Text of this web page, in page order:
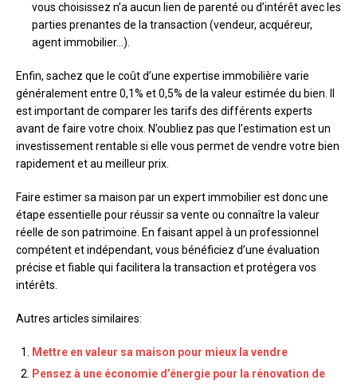
vous choisissez n’a aucun lien de parenté ou d’intérêt avec les
parties prenantes de la transaction (vendeur, acquéreur,
agent immobilier…).
Enfin, sachez que le coût d’une expertise immobilière varie
généralement entre 0,1% et 0,5% de la valeur estimée du bien. Il
est important de comparer les tarifs des différents experts
avant de faire votre choix. N’oubliez pas que l’estimation est un
investissement rentable si elle vous permet de vendre votre bien
rapidement et au meilleur prix.
Faire estimer sa maison par un expert immobilier est donc une
étape essentielle pour réussir sa vente ou connaître la valeur
réelle de son patrimoine. En faisant appel à un professionnel
compétent et indépendant, vous bénéficiez d’une évaluation
précise et fiable qui facilitera la transaction et protégera vos
intérêts.
Autres articles similaires:
Mettre en valeur sa maison pour mieux la vendre
Pensez à une économie d’énergie pour la rénovation de